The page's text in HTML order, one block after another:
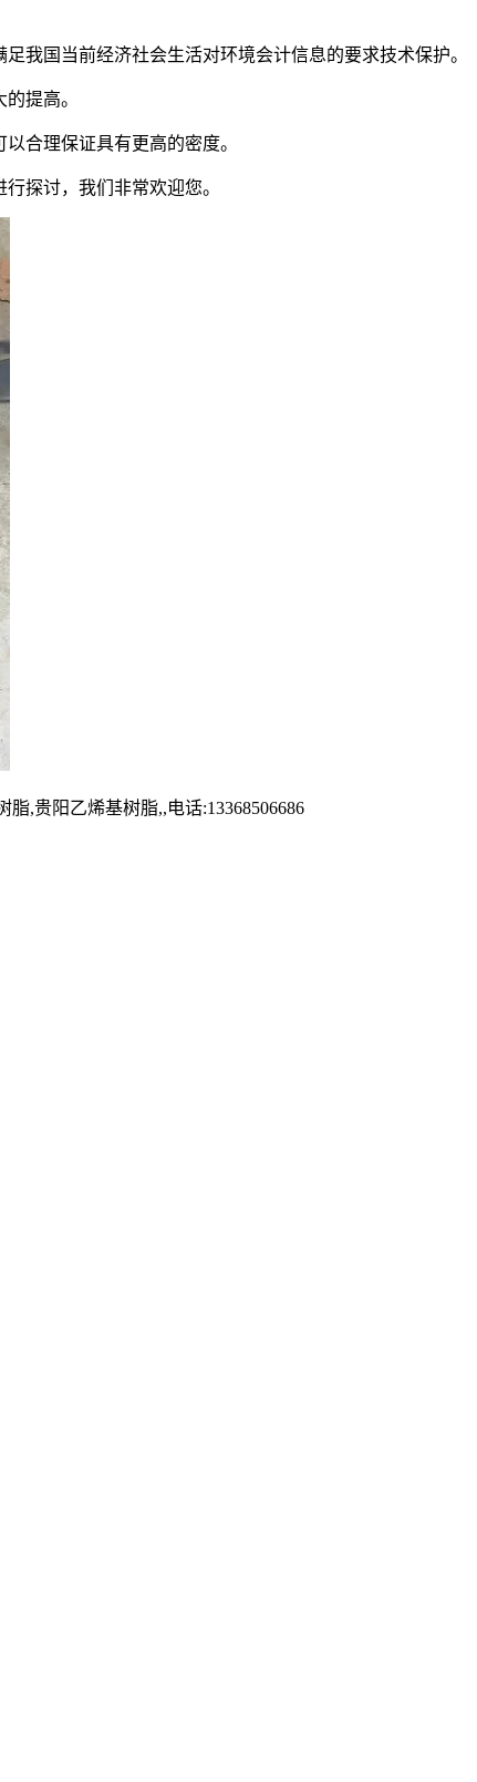
国当前经济社会生活对环境会计信息的要求技术保护。
提高。
合理保证具有更高的密度。
探讨，我们非常欢迎您。
,贵阳乙烯基树脂,,电话:13368506686